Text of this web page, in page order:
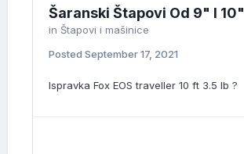
Šaranski Štapovi Od 9" I 10"
in Štapovi i mašinice
Posted September 17, 2021
Ispravka Fox EOS traveller 10 ft 3.5 lb ?